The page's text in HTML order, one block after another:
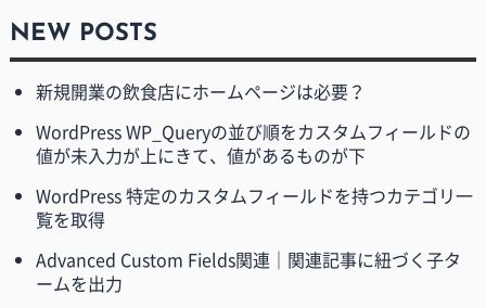
NEW POSTS
新規開業の飲食店にホームページは必要？
WordPress WP_Queryの並び順をカスタムフィールドの
値が未入力が上にきて、値があるものが下
WordPress 特定のカスタムフィールドを持つカテゴリ一
覧を取得
Advanced Custom Fields関連｜関連記事に紐づく子タ
ームを出力